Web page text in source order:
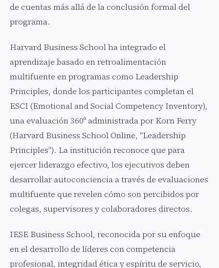
de cuentas más allá de la conclusión formal del
programa.
Harvard Business School ha integrado el
aprendizaje basado en retroalimentación
multifuente en programas como Leadership
Principles, donde los participantes completan el
ESCI (Emotional and Social Competency Inventory),
una evaluación 360º administrada por Korn Ferry
(Harvard Business School Online, "Leadership
Principles"). La institución reconoce que para
ejercer liderazgo efectivo, los ejecutivos deben
desarrollar autoconciencia a través de evaluaciones
multifuente que revelen cómo son percibidos por
colegas, supervisores y colaboradores directos.
IESE Business School, reconocida por su enfoque
en el desarrollo de líderes con competencia
profesional, integridad ética y espíritu de servicio,